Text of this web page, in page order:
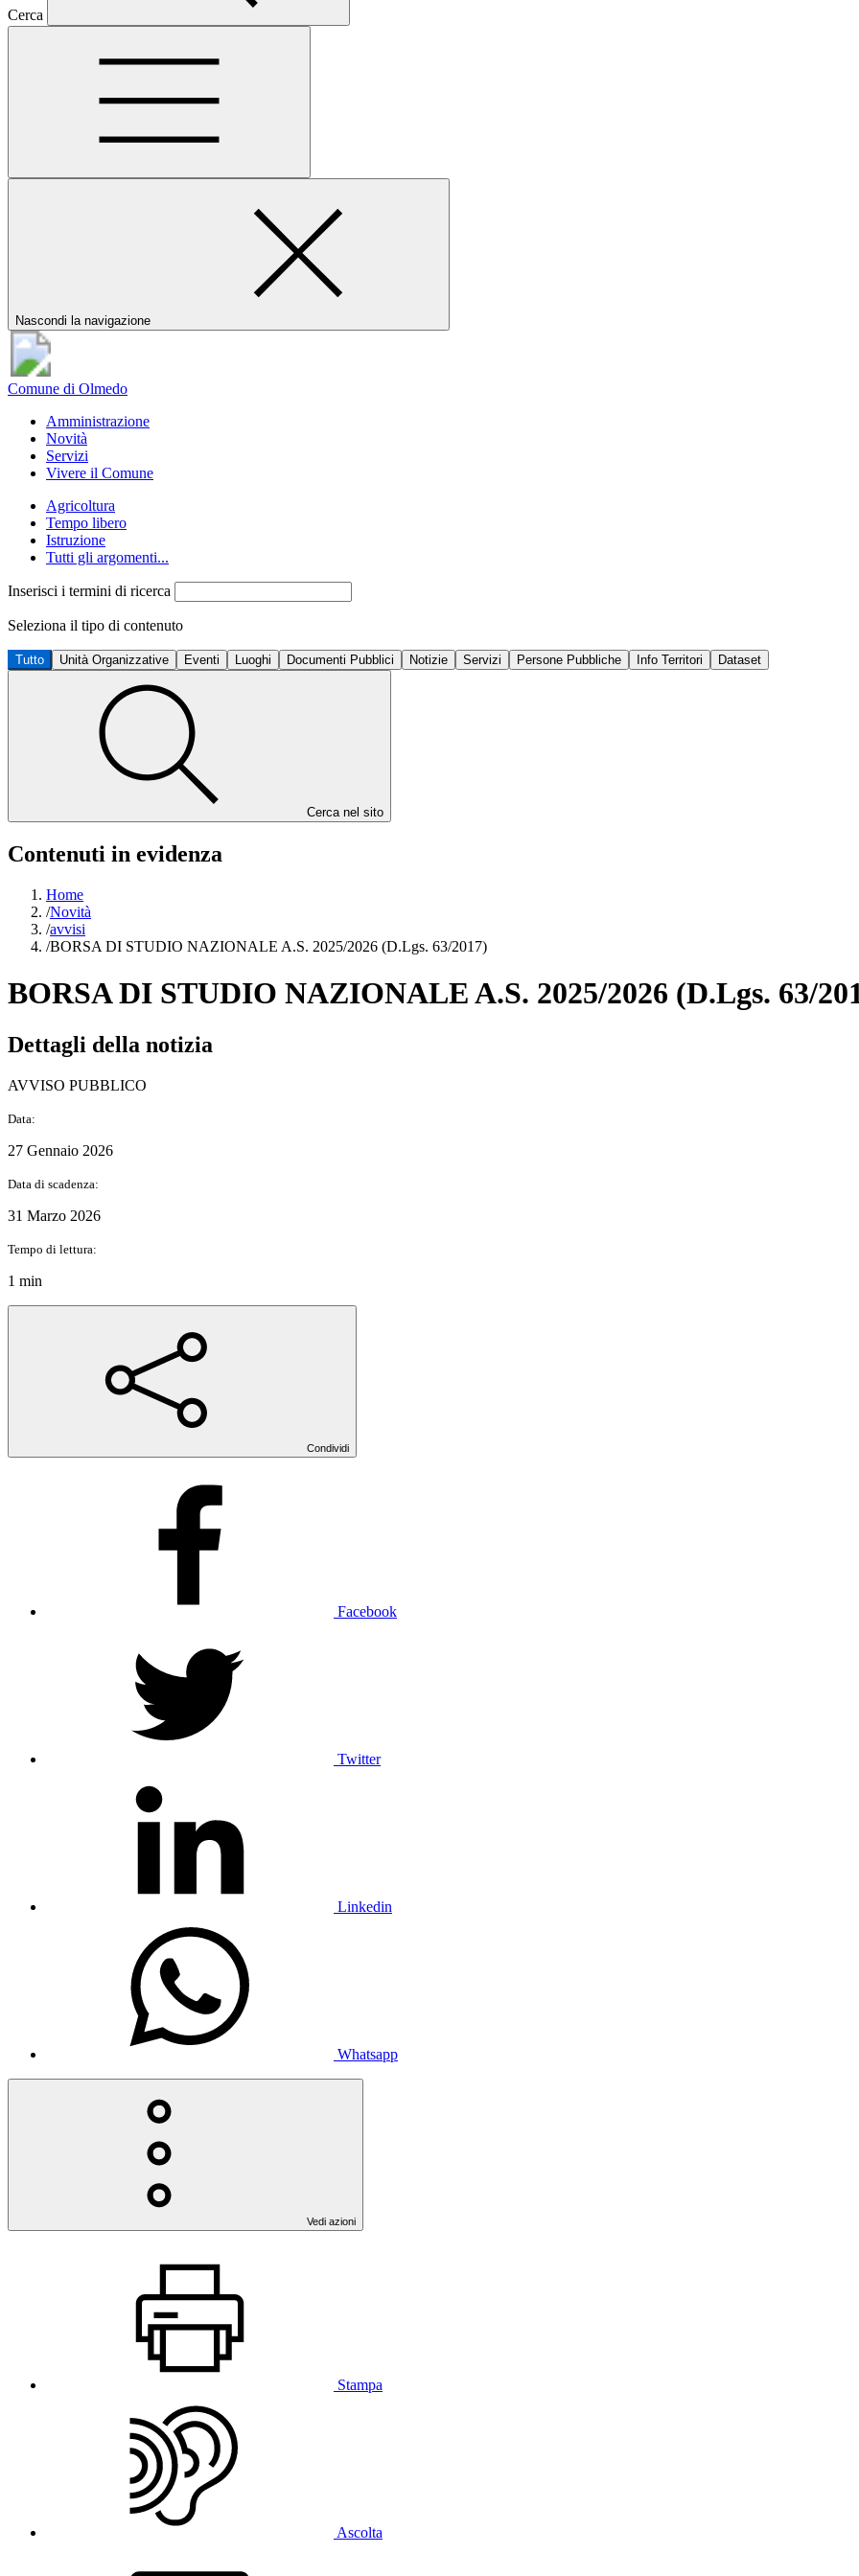
Cerca
Nascondi la navigazione
Comune di Olmedo
Amministrazione
Novità
Servizi
Vivere il Comune
Agricoltura
Tempo libero
Istruzione
Tutti gli argomenti...
Inserisci i termini di ricerca
Seleziona il tipo di contenuto
Tutto Unità Organizzative Eventi Luoghi Documenti Pubblici Notizie Servizi Persone Pubbliche Info Territori Dataset
Cerca nel sito
Contenuti in evidenza
Home
/Novità
/avvisi
/BORSA DI STUDIO NAZIONALE A.S. 2025/2026 (D.Lgs. 63/2017)
BORSA DI STUDIO NAZIONALE A.S. 2025/2026 (D.Lgs. 63/
Dettagli della notizia
AVVISO PUBBLICO
Data:
27 Gennaio 2026
Data di scadenza:
31 Marzo 2026
Tempo di lettura:
1 min
Condividi
Facebook
Twitter
Linkedin
Whatsapp
Vedi azioni
Stampa
Ascolta